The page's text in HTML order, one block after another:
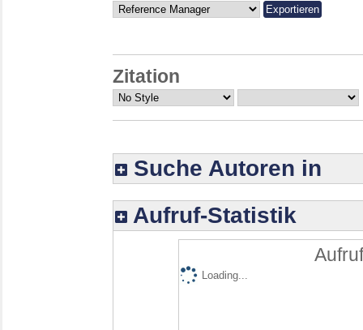
Zitation
Suche Autoren in
Aufruf-Statistik
Loading...